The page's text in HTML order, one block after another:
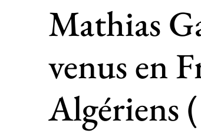
Mathias
venus en
Algériens